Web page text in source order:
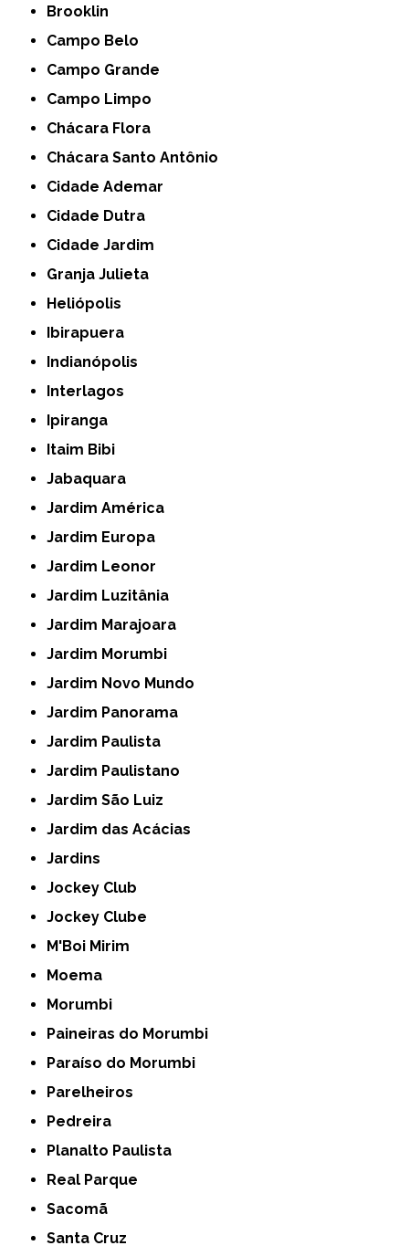
Brooklin
Campo Belo
Campo Grande
Campo Limpo
Chácara Flora
Chácara Santo Antônio
Cidade Ademar
Cidade Dutra
Cidade Jardim
Granja Julieta
Heliópolis
Ibirapuera
Indianópolis
Interlagos
Ipiranga
Itaim Bibi
Jabaquara
Jardim América
Jardim Europa
Jardim Leonor
Jardim Luzitânia
Jardim Marajoara
Jardim Morumbi
Jardim Novo Mundo
Jardim Panorama
Jardim Paulista
Jardim Paulistano
Jardim São Luiz
Jardim das Acácias
Jardins
Jockey Club
Jockey Clube
M'Boi Mirim
Moema
Morumbi
Paineiras do Morumbi
Paraíso do Morumbi
Parelheiros
Pedreira
Planalto Paulista
Real Parque
Sacomã
Santa Cruz